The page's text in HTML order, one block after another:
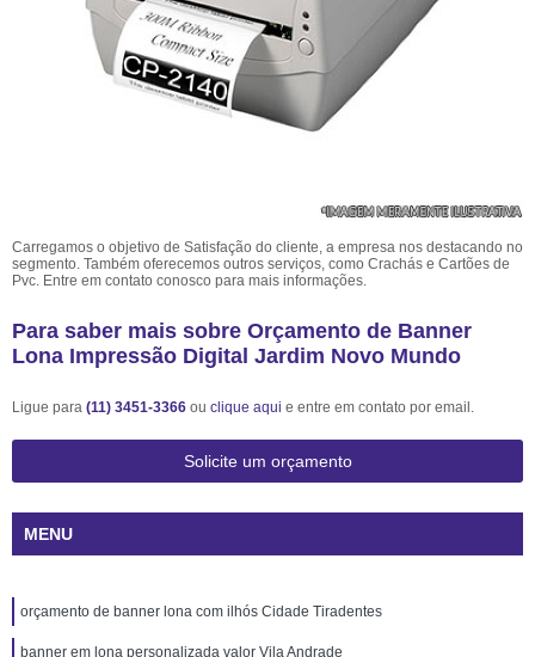
Carregamos o objetivo de Satisfação do cliente, a empresa nos destacando no
segmento. Também oferecemos outros serviços, como Crachás e Cartões de
Pvc. Entre em contato conosco para mais informações.
Para saber mais sobre Orçamento de Banner
Lona Impressão Digital Jardim Novo Mundo
Ligue para (11) 3451-3366 ou clique aqui e entre em contato por email.
Solicite um orçamento
MENU
orçamento de banner lona com ilhós Cidade Tiradentes
banner em lona personalizada valor Vila Andrade